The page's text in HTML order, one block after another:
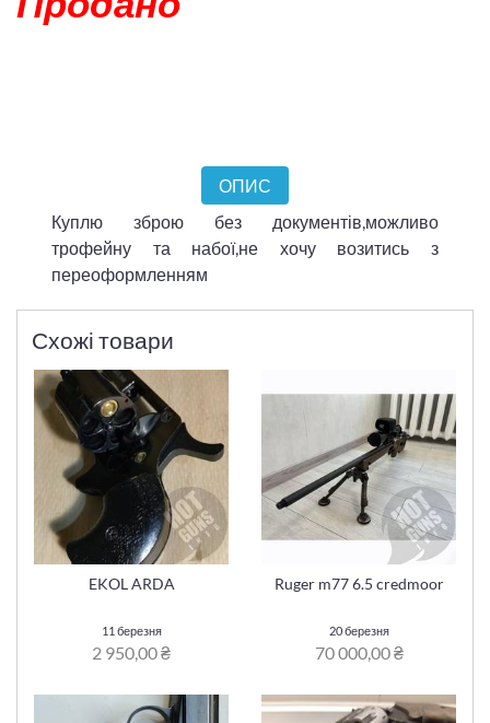
ОПИС
Куплю зброю без документів,можливо
трофейну та набої,не хочу возитись з
переоформленням
Схожі товари
EKOL ARDA
11 березня
2 950,00 ₴
Ruger m77 6.5 credmoor
20 березня
70 000,00 ₴